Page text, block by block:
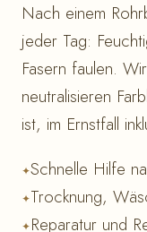
Nach einem
jeder Tag:
Fasern faulen.
neutralisieren
ist, im Ernstfall
Schnelle Hilfe
Trocknung,
Reparatur und